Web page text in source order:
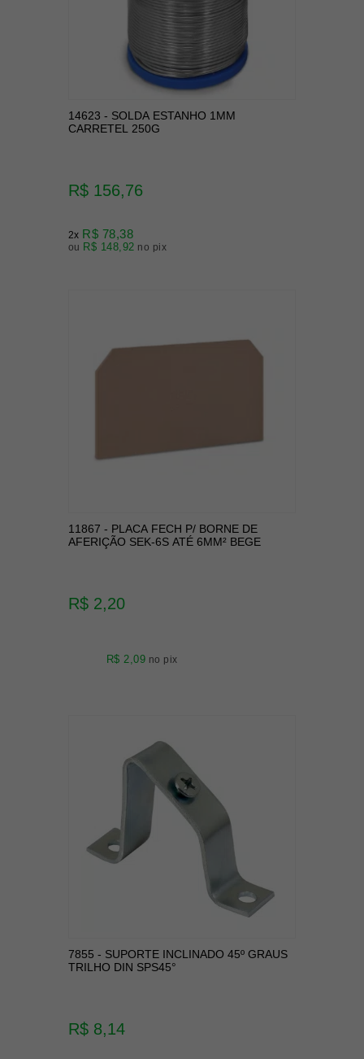
14623 - SOLDA ESTANHO 1MM
CARRETEL 250G
R$ 156,76
2x R$ 78,38
ou R$ 148,92 no pix
11867 - PLACA FECH P/ BORNE DE
AFERIÇÃO SEK-6S ATÉ 6MM² BEGE
R$ 2,20
R$ 2,09 no pix
7855 - SUPORTE INCLINADO 45º GRAUS
TRILHO DIN SPS45°
R$ 8,14